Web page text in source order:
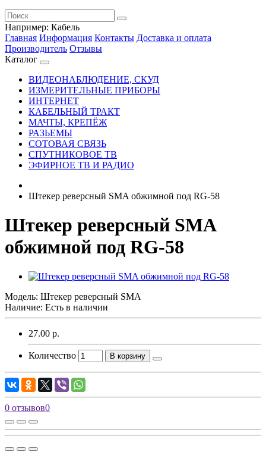
Например: Кабель
Главная Информация Контакты Доставка и оплата
Производитель Отзывы
Каталог
ВИДЕОНАБЛЮДЕНИЕ, СКУД
ИЗМЕРИТЕЛЬНЫЕ ПРИБОРЫ
ИНТЕРНЕТ
КАБЕЛЬНЫЙ ТРАКТ
МАЧТЫ, КРЕПЁЖ
РАЗЬЕМЫ
СОТОВАЯ СВЯЗЬ
СПУТНИКОВОЕ ТВ
ЭФИРНОЕ ТВ И РАДИО
Штекер реверсный SMA обжимной под RG-58
Штекер реверсный SMA
обжимной под RG-58
Модель: Штекер реверсный SMA
Наличие: Есть в наличии
27.00 р.
Количество В корзину
0 отзывов0